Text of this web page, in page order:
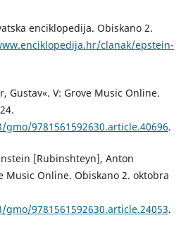
enciklopedija. Obiskano 2.
clanak/epstein-
Gustav«. V: Grove Music Online.
9781561592630.article.40696.
[Rubinshteyn], Anton
Music Online. Obiskano 2. oktobra
9781561592630.article.24053.